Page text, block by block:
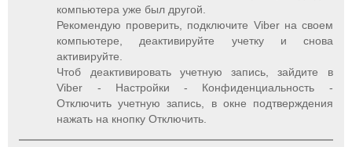
компьютера уже был другой.
Рекомендую проверить, подключите Viber на своем
компьютере, деактивируйте учетку и снова
активируйте.
Чтоб деактивировать учетную запись, зайдите в
Viber - Настройки - Конфиденциальность -
Отключить учетную запись, в окне подтверждения
нажать на кнопку Отключить.